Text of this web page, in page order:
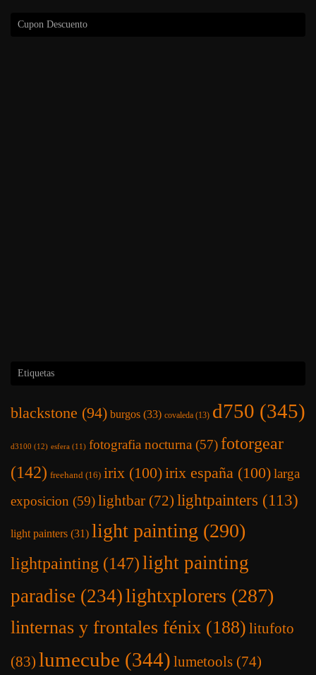
Cupon Descuento
Etiquetas
blackstone (94) burgos (33) covaleda (13) d750 (345)
d3100 (12) esfera (11) fotografia nocturna (57)fotorgear
(142) freehand (16) irix (100)irix españa (100)larga
exposicion (59)lightbar (72) lightpainters (113)
light painters (31) light painting (290)
lightpainting (147)light painting
paradise (234)lightxplorers (287)
linternas y frontales fénix (188) litufoto
(83) lumecube (344) lumetools (74)